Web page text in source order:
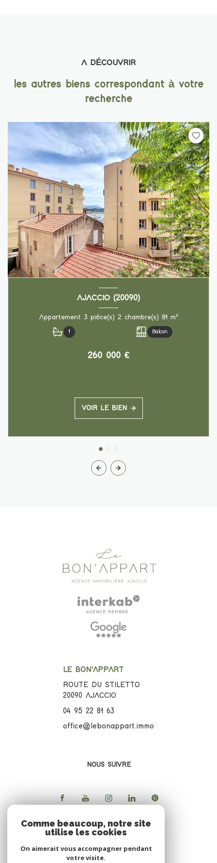
A DÉCOUVRIR
les autres biens correspondant à votre
recherche
AJACCIO (20090)
Appartement 3 pièce(s) 2 chambre(s) 81 m²
1 Balcon
260 000 €
VOIR LE BIEN
LE BON'APPART
ROUTE DU STILETTO
20090 AJACCIO
04 95 22 81 63
office@lebonappart.immo
NOUS SUIVRE
ADHERENTS
Comme beaucoup, notre site
utilise les cookies
On aimerait vous accompagner pendant
votre visite.